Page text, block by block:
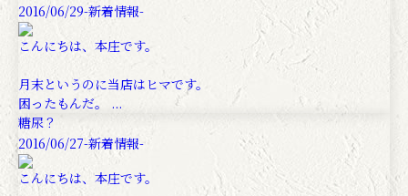
2016/06/29-新着情報-
こんにちは、本庄です。
月末というのに当店はヒマです。
困ったもんだ。 ...
糖尿？
2016/06/27-新着情報-
こんにちは、本庄です。